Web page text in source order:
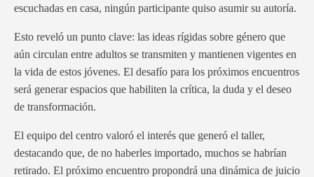
escuchadas en casa, ningún participante quiso asumir su autoría.
Esto reveló un punto clave: las ideas rígidas sobre género que
aún circulan entre adultos se transmiten y mantienen vigentes en
la vida de estos jóvenes. El desafío para los próximos encuentros
será generar espacios que habiliten la crítica, la duda y el deseo
de transformación.
El equipo del centro valoró el interés que generó el taller,
destacando que, de no haberles importado, muchos se habrían
retirado. El próximo encuentro propondrá una dinámica de juicio